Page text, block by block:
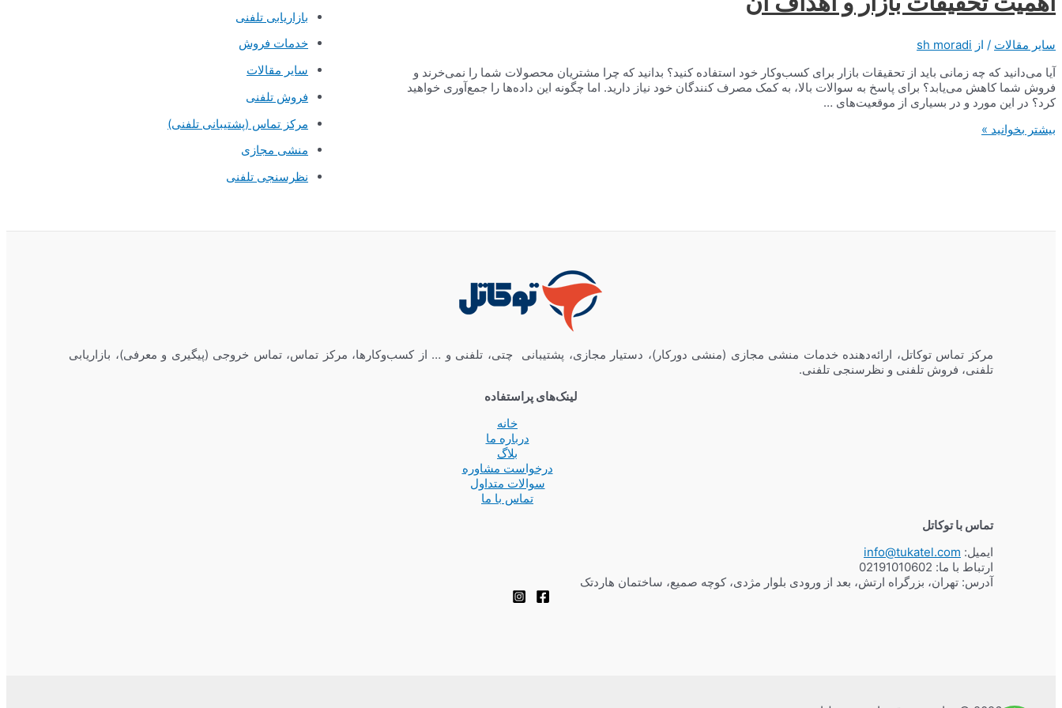
سایر مقالات / از sh moradi
آیا می‌دانید که چه زمانی باید از تحقیقات بازار برای کسب‌وکار خود استفاده کنید؟ بدانید که چرا مشتریان محصولات شما را نمی‌خرند و
فروش شما کاهش می‌یابد؟ برای پاسخ به سوالات بالا، به کمک مصرف کنندگان خود نیاز دارید. اما چگونه این داده‌ها را جمع‌آوری خواهید
کرد؟ در این مورد و در بسیاری از موقعیت‌های …
اهمیت
بیشتر بخوانید »
بازاریابی تلفنی
خدمات فروش
سایر مقالات
فروش تلفنی
مرکز تماس (پشتیبانی تلفنی)
منشی مجازی
نظرسنجی تلفنی
مرکز تماس توکاتل، ارائه‌دهنده خدمات منشی مجازی (منشی دورکار)، دستیار مجازی، پشتیبانی چتی، تلفنی و … از کسب‌وکارها، مرکز تماس، تماس خروجی (پیگیری و معرفی)، بازاریابی
تلفنی، فروش تلفنی و نظرسنجی تلفنی.
لینک‌های پراستفاده
خانه
درباره ما
بلاگ
درخواست مشاوره
سوالات متداول
تماس با ما
تماس با توکاتل
ایمیل: info@tukatel.com
ارتباط با ما: 02191010602
آدرس: تهران، بزرگراه ارتش، بعد از ورودی بلوار مژدی، کوچه صمیع، ساختمان هاردتک